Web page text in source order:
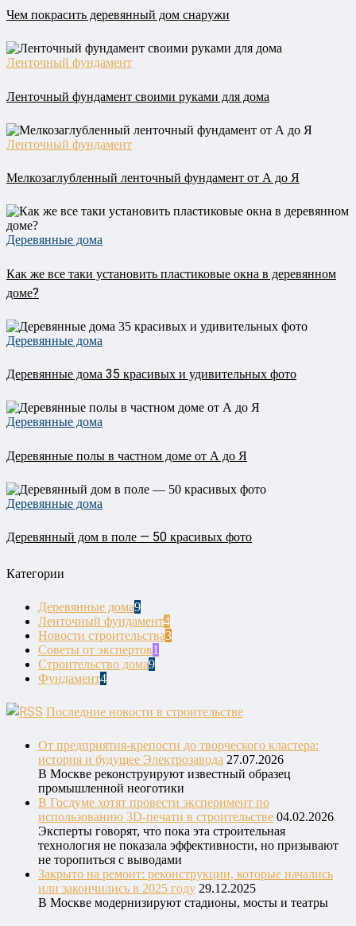
Чем покрасить деревянный дом снаружи
Ленточный фундамент
Ленточный фундамент своими руками для дома
Ленточный фундамент
Мелкозаглубленный ленточный фундамент от А до Я
Деревянные дома
Как же все таки установить пластиковые окна в деревянном
доме?
Деревянные дома
Деревянные дома 35 красивых и удивительных фото
Деревянные дома
Деревянные полы в частном доме от А до Я
Деревянные дома
Деревянный дом в поле — 50 красивых фото
Категории
Деревянные дома9
Ленточный фундамент4
Новости строительства3
Советы от экспертов1
Строительство дома9
Фундамент4
Последние новости в строительстве
От предприятия‑крепости до творческого кластера:
история и будущее Электрозавода 27.07.2026
В Москве реконструируют известный образец
промышленной неоготики
В Госдуме хотят провести эксперимент по
использованию 3D-печати в строительстве 04.02.2026
Эксперты говорят, что пока эта строительная
технология не показала эффективности, но призывают
не торопиться с выводами
Закрыто на ремонт: реконструкции, которые начались
или закончились в 2025 году 29.12.2025
В Москве модернизируют стадионы, мосты и театры